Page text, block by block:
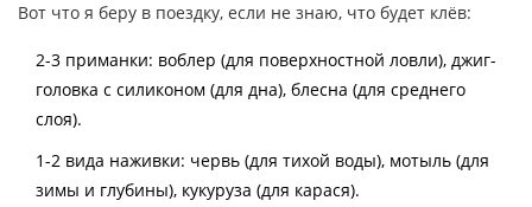
Вот что я беру в поездку, если не знаю, что будет клёв:
2-3 приманки: воблер (для поверхностной ловли), джиг-
головка с силиконом (для дна), блесна (для среднего
слоя).
1-2 вида наживки: червь (для тихой воды), мотыль (для
зимы и глубины), кукуруза (для карася).